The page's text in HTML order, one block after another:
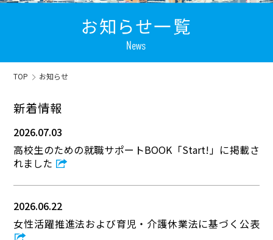
TOP お知らせ
新着情報
2026.07.03
高校生のための就職サポートBOOK「Start!」に掲載さ
れました
2026.06.22
女性活躍推進法および育児・介護休業法に基づく公表